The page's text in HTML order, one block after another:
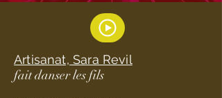
Artisanat, Sara Revil
fait danser les fils